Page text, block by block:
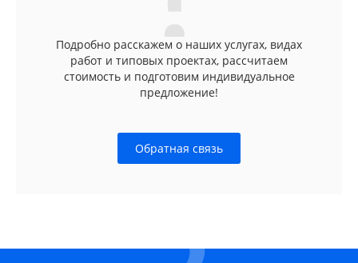
Подробно расскажем о наших услугах, видах
работ и типовых проектах, рассчитаем
стоимость и подготовим индивидуальное
предложение!
Обратная связь